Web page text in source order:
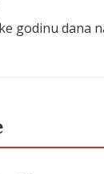
godinu dana